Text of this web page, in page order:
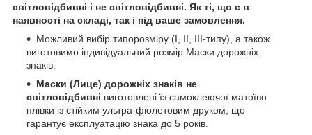
світловідбивні і не світловідбивні. Як ті, що є в
наявності на складі, так і під ваше замовлення.
Можливий вибір типорозміру (І, ІІ, ІІІ-типу), а також
виготовимо індивідуальний розмір Маски дорожніх
знаків.
Маски (Лице) дорожніх знаків не
світловідбивні виготовлені їз самоклеючої матоїво
плівки із стійким ультра-фіолетовим друком, що
гарантує експлуатацію знака до 5 років.